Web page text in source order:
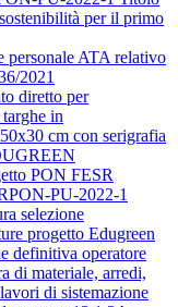
per il primo
personale ATA relativo
2021
diretto per
in
cm con serigrafia
PON FESR
PU-2022-1
selezione
progetto Edugreen
definitiva operatore
di materiale, arredi,
di sistemazione